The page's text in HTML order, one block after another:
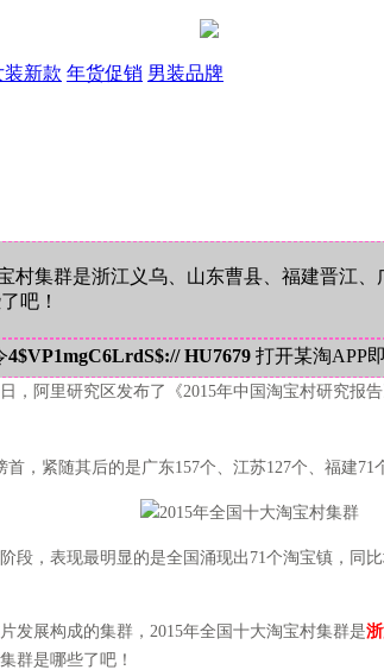
装新款 年货促销 男装品牌
村集群是浙江义乌、山东曹县、福建晋江
吧！
4$VP1mgC6LrdS$:// HU7679 打开某淘APP
，阿里研究区发布了《2015年中国淘宝村研究
紧随其后的是广东157个、江苏127个、福建71
表现最明显的是全国涌现出71个淘宝镇，同
展构成的集群，2015年全国十大淘宝村集群是
群是哪些了吧！